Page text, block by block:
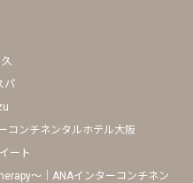
パ
コンチネンタルホテル大阪
ート
〜｜ANAインターコンチネン